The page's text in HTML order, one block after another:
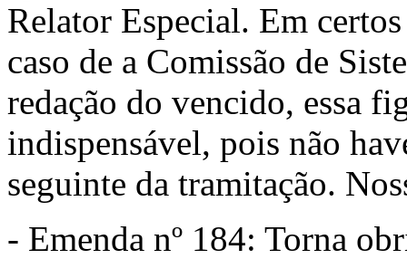
Relator Especial. Em
caso de a Comissão de
redação do vencido, essa
indispensável, pois não
seguinte da tramitação.
- Emenda nº 184: Torna